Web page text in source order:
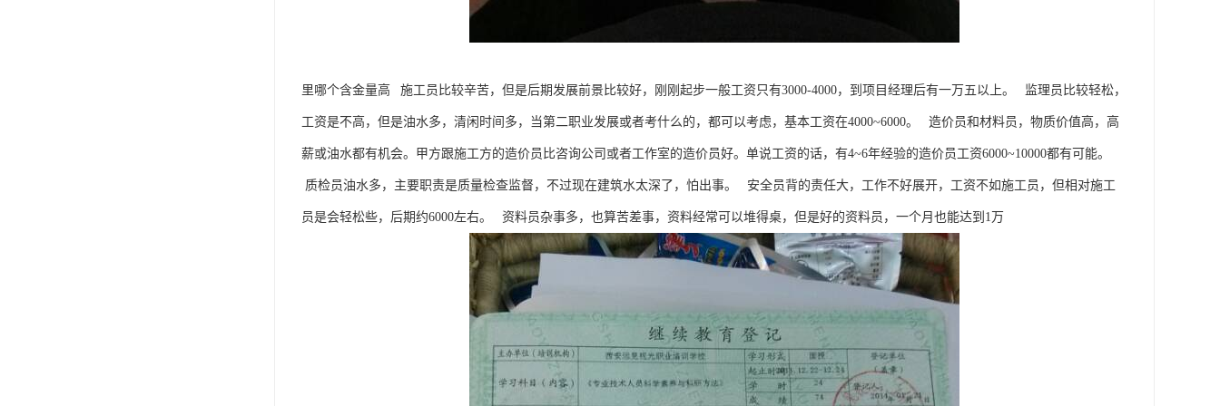
里哪个含金量高 施工员比较辛苦，但是后期发展前景比较好，刚刚起步一般工资只有3000-4000，到项目经理后有一万五以上。 监理员比较轻松，
工资是不高，但是油水多，清闲时间多，当第二职业发展或者考什么的，都可以考虑，基本工资在4000~6000。 造价员和材料员，物质价值高，高
薪或油水都有机会。甲方跟施工方的造价员比咨询公司或者工作室的造价员好。单说工资的话，有4~6年经验的造价员工资6000~10000都有可能。
质检员油水多，主要职责是质量检查监督，不过现在建筑水太深了，怕出事。 安全员背的责任大，工作不好展开，工资不如施工员，但相对施工
员是会轻松些，后期约6000左右。 资料员杂事多，也算苦差事，资料经常可以堆得桌，但是好的资料员，一个月也能达到1万